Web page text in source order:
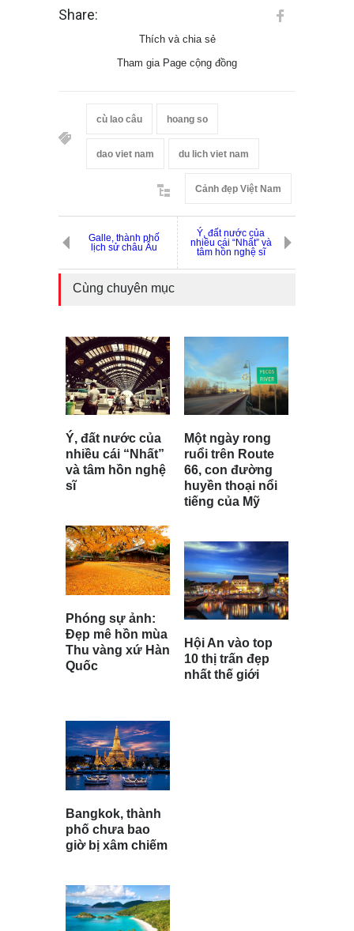
Share:
Thích và chia sẻ
Tham gia Page cộng đồng
cù lao câu hoang so
dao viet nam du lich viet nam
Cảnh đẹp Việt Nam
Galle, thành phố
lịch sử châu Âu
Ý, đất nước của
nhiều cái “Nhất” và
tâm hồn nghệ sĩ
Cùng chuyên mục
Ý, đất nước của
nhiều cái “Nhất”
và tâm hồn nghệ
sĩ
Phóng sự ảnh:
Đẹp mê hồn mùa
Thu vàng xứ Hàn
Quốc
Một ngày rong
ruổi trên Route
66, con đường
huyền thoại nổi
tiếng của Mỹ
Hội An vào top
10 thị trấn đẹp
nhất thế giới
Bangkok, thành
phố chưa bao
giờ bị xâm chiếm